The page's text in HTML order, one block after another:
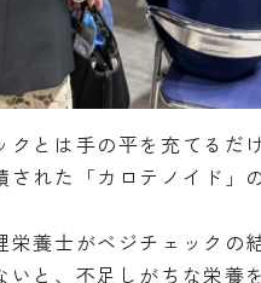
クとは手の平を充てるだ
された「カロテノイド」
栄養士がベジチェックの
いと、不足しがちな栄養